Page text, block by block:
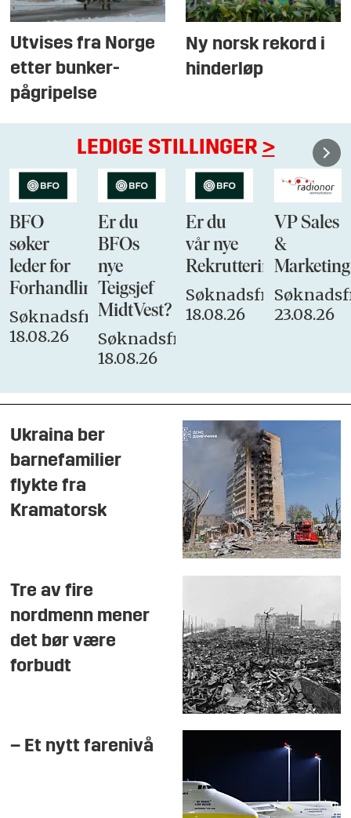
Utvises fra Norge
etter bunker-
pågripelse
Ny norsk rekord i
hinderløp
LEDIGE STILLINGER >
BFO
søker
leder for
Forhandlingsutvalget
Søknadsfrist:
18.08.26
Er du
BFOs
nye
Teigsjef
MidtVest?
Søknadsfrist:
18.08.26
Er du
vår nye
Søknadsfrist:
18.08.26
VP Sales
&
Marketing
23.08.26
Ukraina ber
barnefamilier
flykte fra
Kramatorsk
Tre av fire
nordmenn mener
det bør være
forbudt
– Et nytt farenivå